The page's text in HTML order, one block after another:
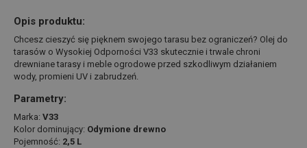
Opis produktu:
Chcesz cieszyć się pięknem swojego tarasu bez ograniczeń? Olej do
tarasów o Wysokiej Odporności V33 skutecznie i trwale chroni
drewniane tarasy i meble ogrodowe przed szkodliwym działaniem
wody, promieni UV i zabrudzeń.
Parametry:
Marka: V33
Kolor dominujący: Odymione drewno
Pojemność: 2,5 L